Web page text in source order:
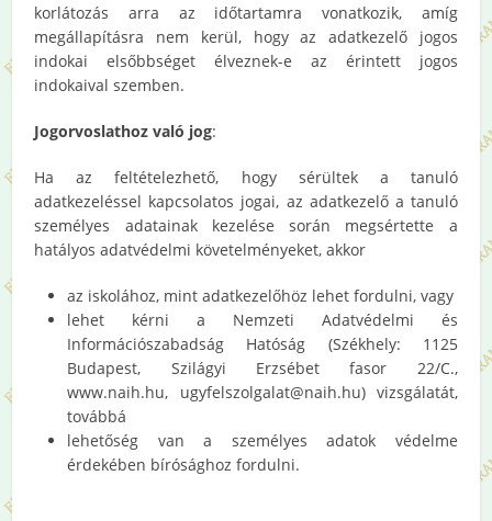
korlátozás arra az időtartamra vonatkozik, amíg
megállapításra nem kerül, hogy az adatkezelő jogos
indokai elsőbbséget élveznek-e az érintett jogos
indokaival szemben.
Jogorvoslathoz való jog:
Ha az feltételezhető, hogy sérültek a tanuló
adatkezeléssel kapcsolatos jogai, az adatkezelő a tanuló
személyes adatainak kezelése során megsértette a
hatályos adatvédelmi követelményeket, akkor
az iskolához, mint adatkezelőhöz lehet fordulni, vagy
lehet kérni a Nemzeti Adatvédelmi és
Információszabadság Hatóság (Székhely: 1125
Budapest, Szilágyi Erzsébet fasor 22/C.,
www.naih.hu, ugyfelszolgalat@naih.hu) vizsgálatát,
továbbá
lehetőség van a személyes adatok védelme
érdekében bírósághoz fordulni.